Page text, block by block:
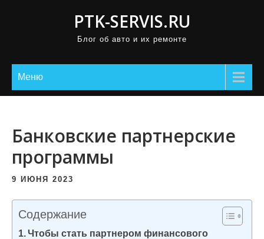
PTK-SERVIS.RU
Блог об авто и их ремонте
Меню
Банковские партнерские
программы
9 ИЮНЯ 2023
Содержание
Чтобы стать партнером финансового